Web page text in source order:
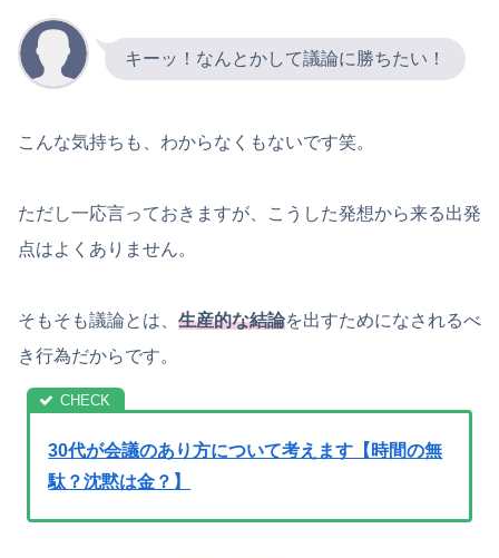
キーッ！なんとかして議論に勝ちたい！
こんな気持ちも、わからなくもないです笑。
ただし一応言っておきますが、こうした発想から来る出発
点はよくありません。
そもそも議論とは、 生産的な結論を出すためになされるべ
き行為だからです。
30代が会議のあり方について考えます【時間の無
駄？沈黙は金？】